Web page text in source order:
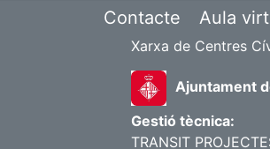
Contacte Aula
Xarxa de Centres
Ajuntament
Gestió tècnica:
TRANSIT